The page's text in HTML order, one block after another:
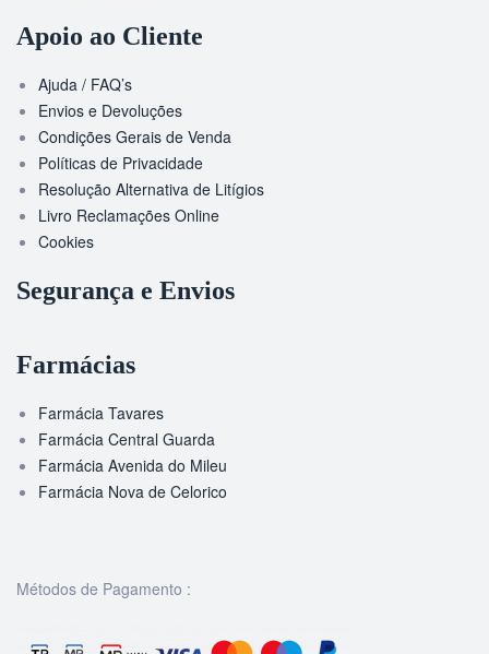
Apoio ao Cliente
Ajuda / FAQ’s
Envios e Devoluções
Condições Gerais de Venda
Políticas de Privacidade
Resolução Alternativa de Litígios
Livro Reclamações Online
Cookies
Segurança e Envios
Farmácias
Farmácia Tavares
Farmácia Central Guarda
Farmácia Avenida do Mileu
Farmácia Nova de Celorico
Métodos de Pagamento :